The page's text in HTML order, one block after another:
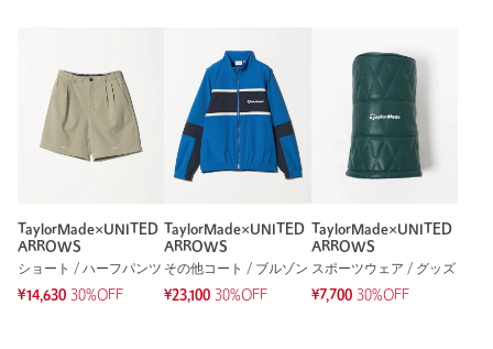
TaylorMade×UNITED
ARROWS
ショート / ハーフパンツ
¥14,630 30%OFF
TaylorMade×UNITED
ARROWS
その他コート / ブルゾン
¥23,100 30%OFF
TaylorMade×UNITED
ARROWS
スポーツウェア / グッズ
¥7,700 30%OFF